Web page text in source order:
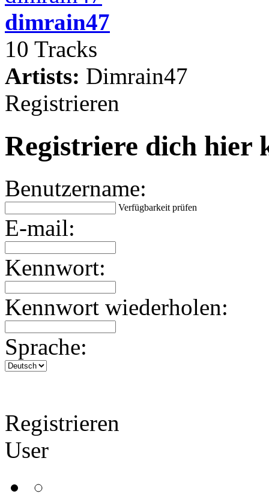
dimrain47
10 Tracks
Artists: Dimrain47
Registrieren
Registriere dich hier
Benutzername:
Verfügbarkeit prüfen
E-mail:
Kennwort:
Kennwort wiederholen:
Sprache:
Registrieren
User